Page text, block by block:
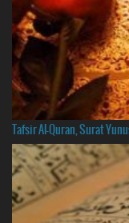
Tafsir Al-Quran, Surat